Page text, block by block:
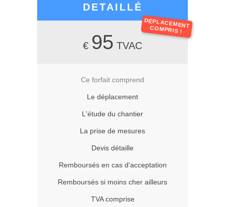
DETAILLÉ
DÉPLACEMENT
COMPRIS !
€ 95 TVAC
Ce forfait comprend
Le déplacement
L'étude du chantier
La prise de mesures
Devis détaille
Remboursés en cas d'acceptation
Remboursés si moins cher ailleurs
TVA comprise